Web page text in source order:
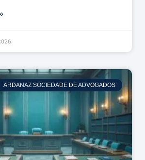
ARDANAZ SOCIEDADE DE ADVOGADOS